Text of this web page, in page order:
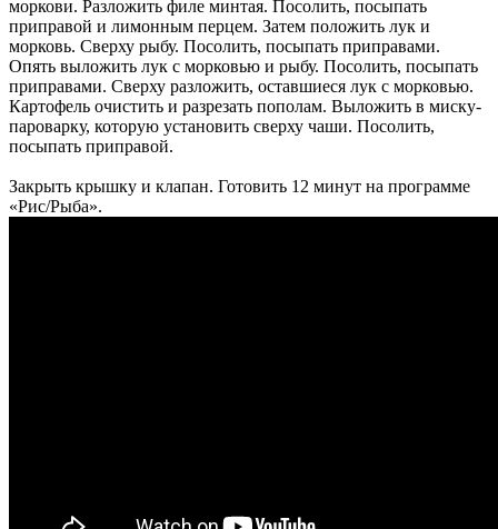
моркови. Разложить филе минтая. Посолить, посыпать
приправой и лимонным перцем. Затем положить лук и
морковь. Сверху рыбу. Посолить, посыпать приправами.
Опять выложить лук с морковью и рыбу. Посолить, посыпать
приправами. Сверху разложить, оставшиеся лук с морковью.
Картофель очистить и разрезать пополам. Выложить в миску-
пароварку, которую установить сверху чаши. Посолить,
посыпать приправой.
Закрыть крышку и клапан. Готовить 12 минут на программе
«Рис/Рыба».